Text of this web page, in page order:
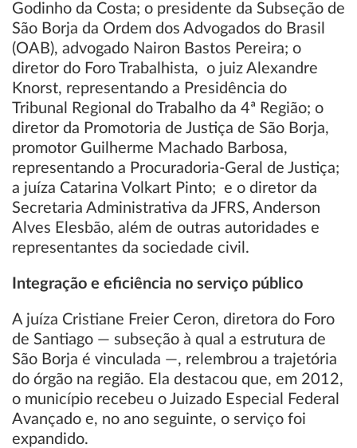
Godinho da Costa; o presidente da Subseção de
São Borja da Ordem dos Advogados do Brasil
(OAB), advogado Nairon Bastos Pereira; o
diretor do Foro Trabalhista, o juiz Alexandre
Knorst, representando a Presidência do
Tribunal Regional do Trabalho da 4ª Região; o
diretor da Promotoria de Justiça de São Borja,
promotor Guilherme Machado Barbosa,
representando a Procuradoria-Geral de Justiça;
a juíza Catarina Volkart Pinto; e o diretor da
Secretaria Administrativa da JFRS, Anderson
Alves Elesbão, além de outras autoridades e
representantes da sociedade civil.
Integração e eficiência no serviço público
A juíza Cristiane Freier Ceron, diretora do Foro
de Santiago — subseção à qual a estrutura de
São Borja é vinculada —, relembrou a trajetória
do órgão na região. Ela destacou que, em 2012,
o município recebeu o Juizado Especial Federal
Avançado e, no ano seguinte, o serviço foi
expandido.